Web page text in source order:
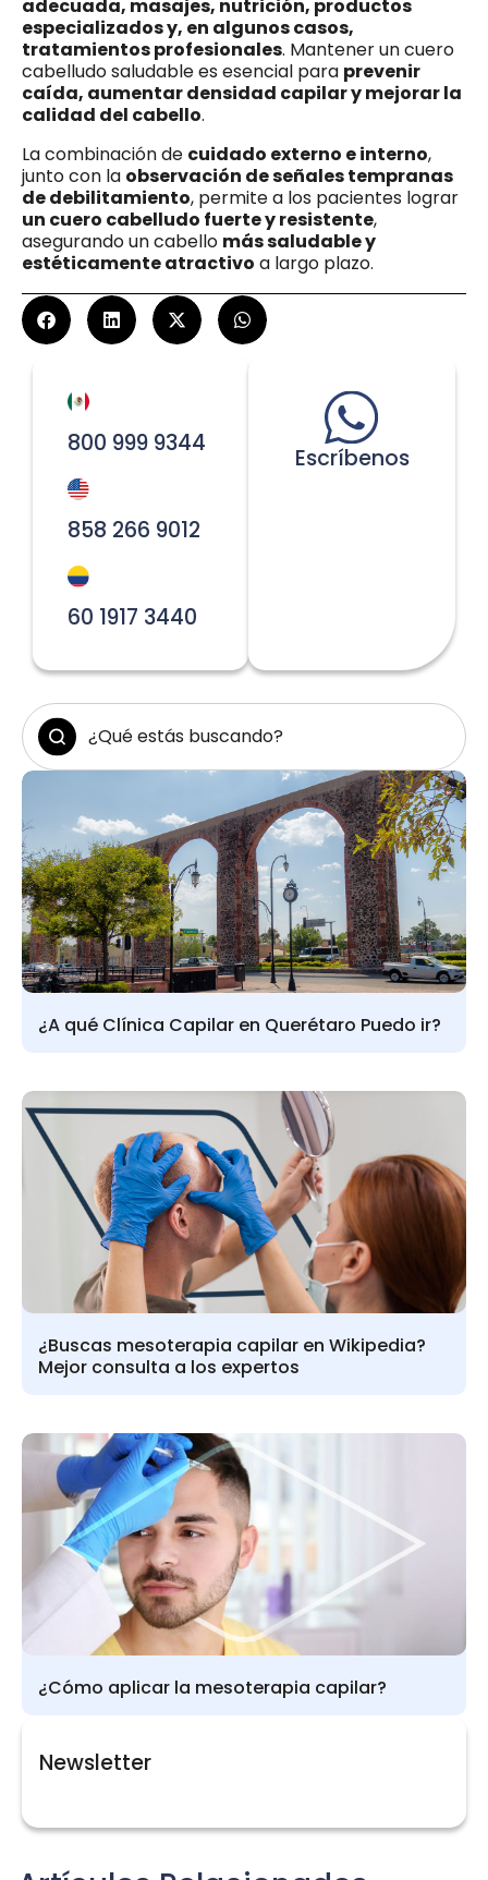
adecuada, masajes, nutrición, productos
especializados y, en algunos casos,
tratamientos profesionales. Mantener un cuero
cabelludo saludable es esencial para prevenir
caída, aumentar densidad capilar y mejorar la
calidad del cabello.
La combinación de cuidado externo e interno,
junto con la observación de señales tempranas
de debilitamiento, permite a los pacientes lograr
un cuero cabelludo fuerte y resistente,
asegurando un cabello más saludable y
estéticamente atractivo a largo plazo.
800 999 9344
858 266 9012
60 1917 3440
Escríbenos
¿A qué Clínica Capilar en Querétaro Puedo ir?
¿Buscas mesoterapia capilar en Wikipedia?
Mejor consulta a los expertos
¿Cómo aplicar la mesoterapia capilar?
Newsletter